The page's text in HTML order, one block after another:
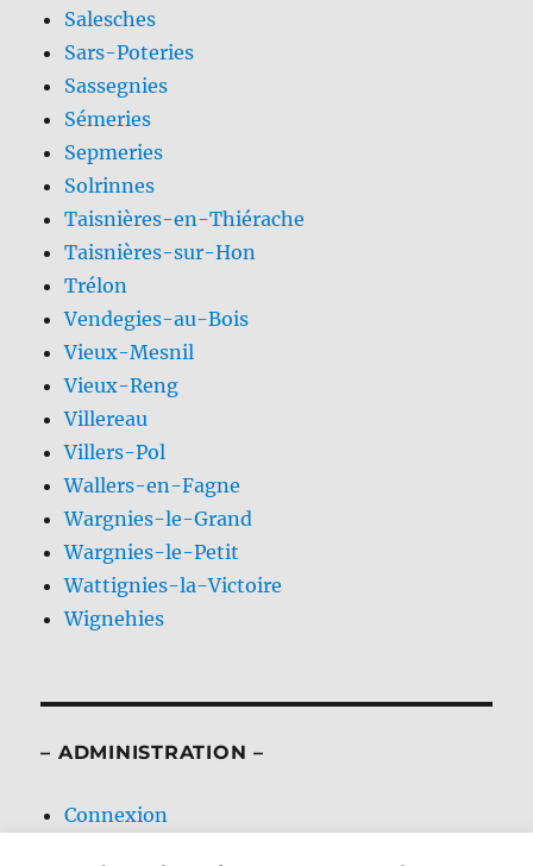
Salesches
Sars-Poteries
Sassegnies
Sémeries
Sepmeries
Solrinnes
Taisnières-en-Thiérache
Taisnières-sur-Hon
Trélon
Vendegies-au-Bois
Vieux-Mesnil
Vieux-Reng
Villereau
Villers-Pol
Wallers-en-Fagne
Wargnies-le-Grand
Wargnies-le-Petit
Wattignies-la-Victoire
Wignehies
– ADMINISTRATION –
Connexion